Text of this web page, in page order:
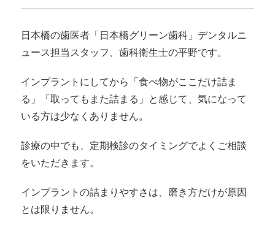
日本橋の歯医者「日本橋グリーン歯科」デンタルニ
ュース担当スタッフ、歯科衛生士の平野です。
インプラントにしてから「食べ物がここだけ詰ま
る」「取ってもまた詰まる」と感じて、気になって
いる方は少なくありません。
診療の中でも、定期検診のタイミングでよくご相談
をいただきます。
インプラントの詰まりやすさは、磨き方だけが原因
とは限りません。